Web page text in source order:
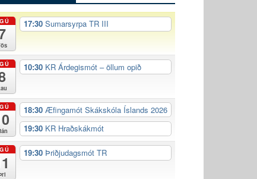
17:30 Sumarsyrpa TR III
10:30 KR Árdegismót – öllum opið
18:30 Æfingamót Skákskóla Íslands 2026
19:30 KR Hraðskákmót
19:30 Þriðjudagsmót TR